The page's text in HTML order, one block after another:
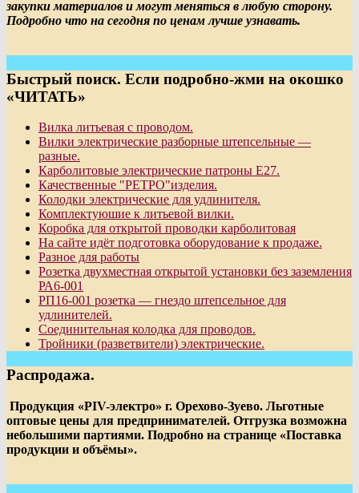
закупки материалов и могут меняться в любую сторону.
Подробно что на сегодня по ценам лучше узнавать.
Быстрый поиск. Если подробно-жми на окошко
«ЧИТАТЬ»
Вилка литьевая с проводом.
Вилки электрические разборные штепсельные —
разные.
Карболитовые электрические патроны Е27.
Качественные "РЕТРО"изделия.
Колодки электрические для удлинителя.
Комплектуюшие к литьевой вилки.
Коробка для открытой проводки карболитовая
На сайте идёт подготовка оборудование к продаже.
Разное для работы
Розетка двухместная открытой установки без заземления
РА6-001
РП16-001 розетка — гнездо штепсельное для
удлинителей.
Соединительная колодка для проводов.
Тройники (разветвители) электрические.
Распродажа.
Продукция «PIV-электро» г. Орехово-Зуево. Льготные
оптовые цены для предпринимателей. Отгрузка возможна
небольшими партиями. Подробно на странице «Поставка
продукции и объёмы».